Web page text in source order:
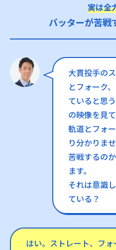
実は全
バッターが苦戦
大貫投手の
とフォーク
ていると思
の映像を見
軌道とフォ
り分かりま
苦戦するの
ます。
それは意識
ている？
はい。ストレート、フォ